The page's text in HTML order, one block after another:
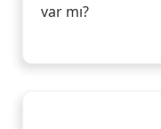
var mı?